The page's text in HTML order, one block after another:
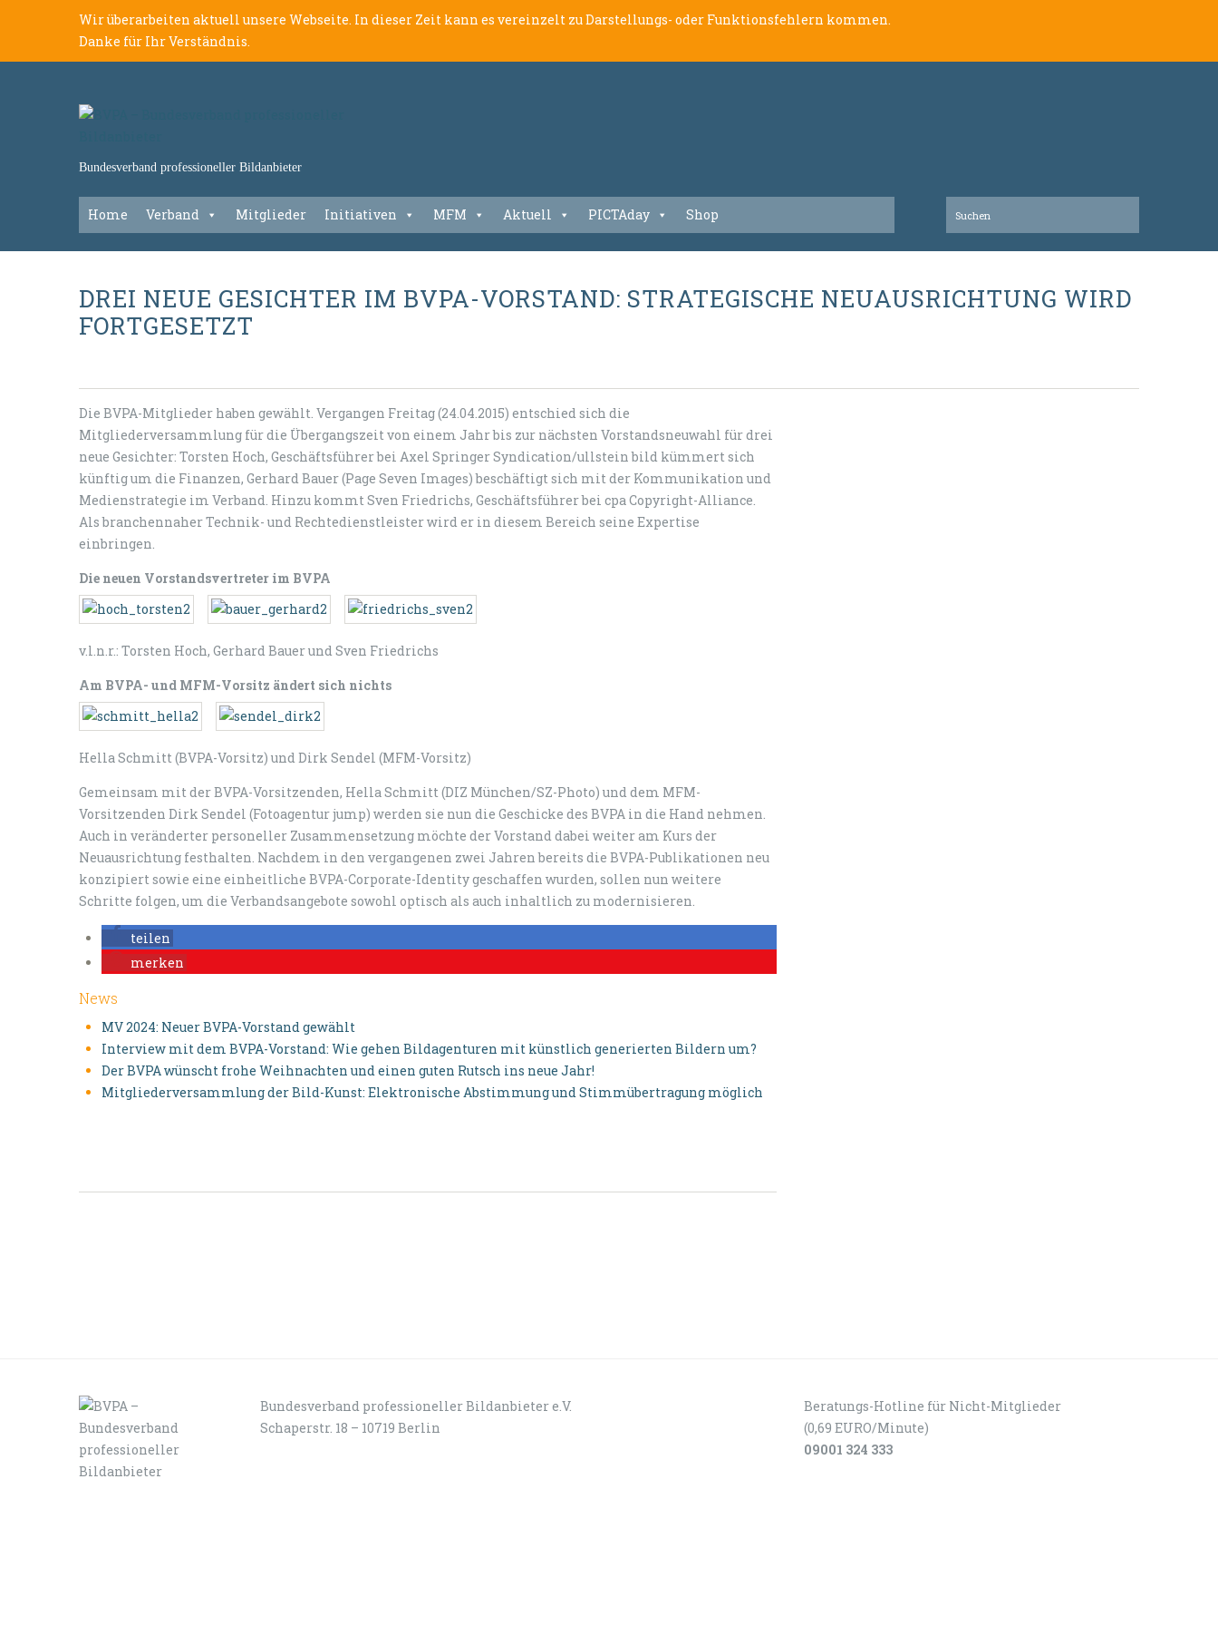
Wir überarbeiten aktuell unsere Webseite. In dieser Zeit kann es vereinzelt zu Darstellungs- oder Funktionsfehlern kommen.
Danke für Ihr Verständnis.
Bundesverband professioneller Bildanbieter
Home Verband Mitglieder Initiativen MFM Aktuell PICTAday Shop
DREI NEUE GESICHTER IM BVPA-VORSTAND: STRATEGISCHE NEUAUSRICHTUNG WIRD
FORTGESETZT
Die BVPA-Mitglieder haben gewählt. Vergangen Freitag (24.04.2015) entschied sich die
Mitgliederversammlung für die Übergangszeit von einem Jahr bis zur nächsten Vorstandsneuwahl für drei
neue Gesichter: Torsten Hoch, Geschäftsführer bei Axel Springer Syndication/ullstein bild kümmert sich
künftig um die Finanzen, Gerhard Bauer (Page Seven Images) beschäftigt sich mit der Kommunikation und
Medienstrategie im Verband. Hinzu kommt Sven Friedrichs, Geschäftsführer bei cpa Copyright-Alliance.
Als branchennaher Technik- und Rechtedienstleister wird er in diesem Bereich seine Expertise
einbringen.
Die neuen Vorstandsvertreter im BVPA
v.l.n.r.: Torsten Hoch, Gerhard Bauer und Sven Friedrichs
Am BVPA- und MFM-Vorsitz ändert sich nichts
Hella Schmitt (BVPA-Vorsitz) und Dirk Sendel (MFM-Vorsitz)
Gemeinsam mit der BVPA-Vorsitzenden, Hella Schmitt (DIZ München/SZ-Photo) und dem MFM-
Vorsitzenden Dirk Sendel (Fotoagentur jump) werden sie nun die Geschicke des BVPA in die Hand nehmen.
Auch in veränderter personeller Zusammensetzung möchte der Vorstand dabei weiter am Kurs der
Neuausrichtung festhalten. Nachdem in den vergangenen zwei Jahren bereits die BVPA-Publikationen neu
konzipiert sowie eine einheitliche BVPA-Corporate-Identity geschaffen wurden, sollen nun weitere
Schritte folgen, um die Verbandsangebote sowohl optisch als auch inhaltlich zu modernisieren.
teilen
merken
News
MV 2024: Neuer BVPA-Vorstand gewählt
Interview mit dem BVPA-Vorstand: Wie gehen Bildagenturen mit künstlich generierten Bildern um?
Der BVPA wünscht frohe Weihnachten und einen guten Rutsch ins neue Jahr!
Mitgliederversammlung der Bild-Kunst: Elektronische Abstimmung und Stimmübertragung möglich
Bundesverband professioneller Bildanbieter e.V.
Schaperstr. 18 – 10719 Berlin
Beratungs-Hotline für Nicht-Mitglieder
(0,69 EURO/Minute)
09001 324 333